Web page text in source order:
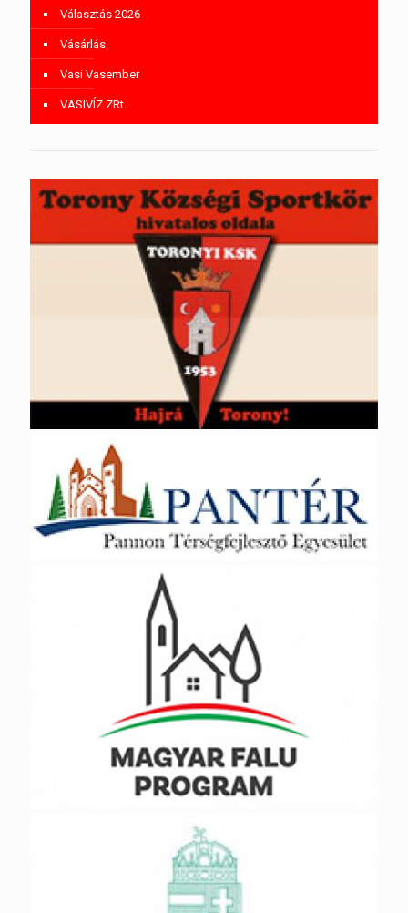
Választás 2026
Vásárlás
Vasi Vasember
VASIVÍZ ZRt.